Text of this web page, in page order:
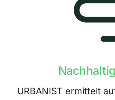
URBANIST ermittelt